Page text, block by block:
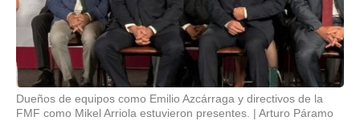
Dueños de equipos como Emilio Azcárraga y directivos de la
FMF como Mikel Arriola estuvieron presentes.
Arturo Páramo